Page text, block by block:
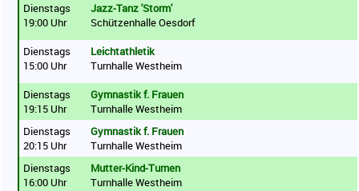
Dienstags
19:00 Uhr
Jazz-Tanz 'Storm'
Schützenhalle Oesdorf
Dienstags
15:00 Uhr
Leichtathletik
Turnhalle Westheim
Dienstags
19:15 Uhr
Gymnastik f. Frauen
Turnhalle Westheim
Dienstags
20:15 Uhr
Gymnastik f. Frauen
Turnhalle Westheim
Dienstags
16:00 Uhr
Mutter-Kind-Turnen
Turnhalle Westheim